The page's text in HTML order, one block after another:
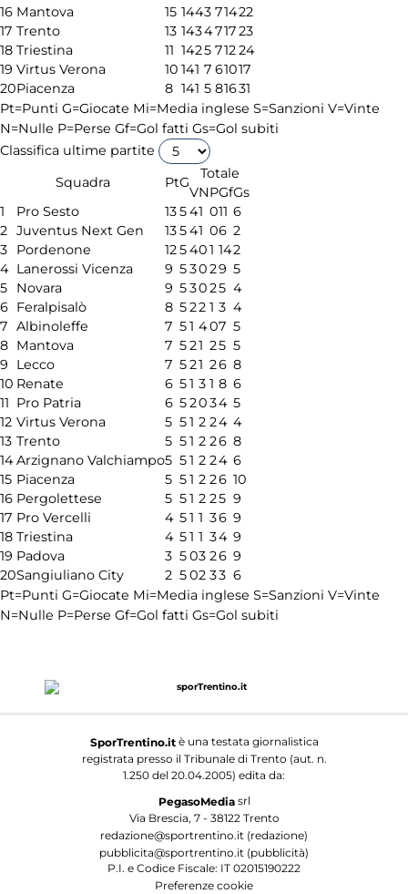
16 Mantova 15 1443 71422
17 Trento 13 143471723
18 Triestina 11 1425 71224
19 Virtus Verona 10 141 7 61017
20Piacenza 8 141 5 81631
Pt=Punti G=Giocate Mi=Media inglese S=Sanzioni V=Vinte
N=Nulle P=Perse Gf=Gol fatti Gs=Gol subiti
Classifica ultime partite
Squadra
PtG
Totale
VNPGfGs
1
Pro Sesto 13541 011 6
2 Juventus Next Gen 13541 06 2
3
Pordenone 125401 142
4 Lanerossi Vicenza 9 53029 5
5
Novara 9 53025 4
6 Feralpisalò 8 522 1 3 4
7 Albinoleffe 7 51 407 5
8 Mantova 7 521 25 5
9
Lecco 7 521 26 8
10 Renate 6 51 3 1 8 6
11 Pro Patria 6 52034 5
12 Virtus Verona 5 51 2 24 4
13 Trento 5 51 2 26 8
14Arzignano Valchiampo5 51 2 24 6
15 Piacenza 5 51 2 26 10
16 Pergolettese 5 51 2 25 9
17 Pro Vercelli 4 51 1 36 9
18 Triestina 4 51 1 34 9
19 Padova 3 503 26 9
20Sangiuliano City 2 502 33 6
Pt=Punti G=Giocate Mi=Media inglese S=Sanzioni V=Vinte
N=Nulle P=Perse Gf=Gol fatti Gs=Gol subiti
SporTrentino.itè una testata giornalistica
registrata presso il Tribunale di Trento (aut. n.
1.250 del 20.04.2005) edita da:
PegasoMediasrl
Via Brescia, 7 - 38122 Trento
redazione@sportrentino.it (redazione)
pubblicita@sportrentino.it (pubblicità)
P.I. e Codice Fiscale: IT 02015190222
Preferenze cookie